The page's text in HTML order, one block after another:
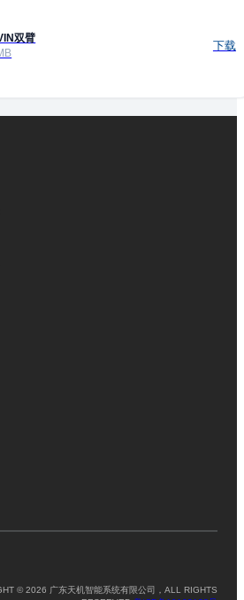
双臂
下载
© 2026 广东天机智能系统有限公司，ALL RIGHTS